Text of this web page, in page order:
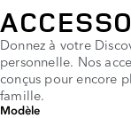
Donnez à votre
personnelle. Nos
conçus pour encore
famille.
Modèle